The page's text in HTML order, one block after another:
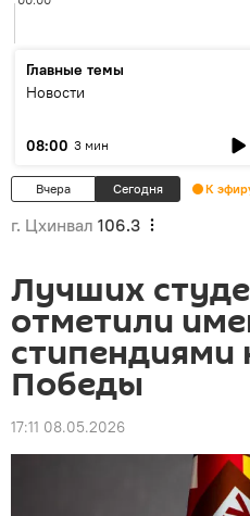
Главные темы
Новости
08:00 3 мин
Вчера Сегодня К
г. Цхинвал 106.3
Лучших
отметили
Победы
17:11 08.05.2026